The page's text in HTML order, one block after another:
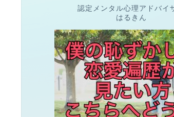
認定メンタル心理アドバイ
はるきん